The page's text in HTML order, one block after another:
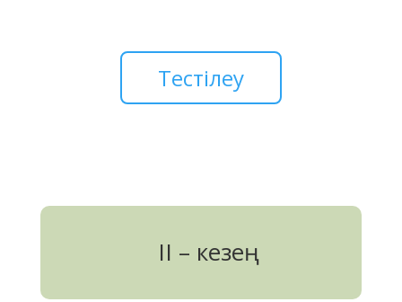
Тестілеу
II – кезең